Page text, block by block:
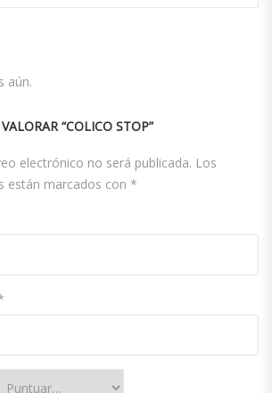
aún.
“COLICO STOP”
electrónico no será publicada. Los
están marcados con *